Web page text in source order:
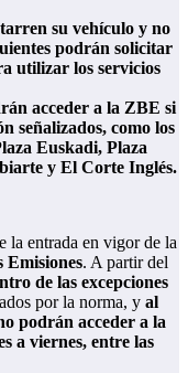
su vehículo y no
podrán solicitar
utilizar los servicios
acceder a la ZBE si
señalizados, como los
Euskadi, Plaza
y El Corte Inglés.
la entrada en vigor de la
Emisiones. A partir del
de las excepciones
por la norma, y al
podrán acceder a la
a viernes, entre las